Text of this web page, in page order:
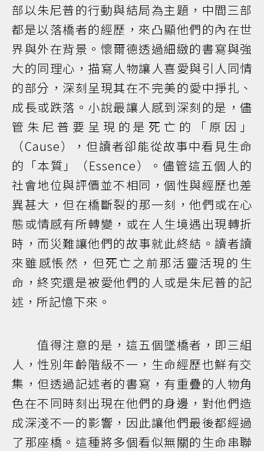
部以朱尼普的行動與結局為主題，中間三部
都是以落橋者的經歷，來凸顯他們的內在世
界與外在背景。懷爾德透過細緻的書寫與強
大的同理心，描寫人物讓人喜愛與引人同情
的部分，深刻呈現其在不完美的愛中掙扎、
成長或跌落。小說最讓人感到深刻的是，儘
管朱尼普要呈現的是死亡的「原因」
（Cause），但讀者卻能從故事中看見生命
的「本質」（Essence）。儘管這五個人的
社會地位與評價並不相同，個性與經歷也差
異甚大，但在橋斷裂的那一刻，他們或在心
態或情感有所轉變，或在人生境遇出現轉折
時，而災難讓他們的故事就此終結。讀者讀
來雖感悵然，但死亡之前那活靈活現的生
命，終究還是被愛他們的人或是朱尼普的記
述，所記憶下來。
值得注意的是，這五個墜橋者，即三組
人，性別年齡階級不一，生命經歷也鮮有交
集，但透過記述者的書寫，有重疊的人物角
色在不同時刻出現在他們的身邊，對他們造
成深淺不一的影響，因此讓他們最後都經過
了那座橋。這種將多個看似無關的生命串聯